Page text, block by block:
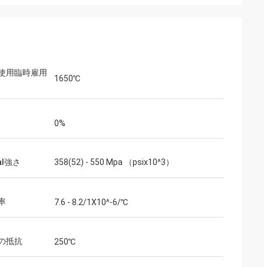
用臨時雇用
1650℃
0%
強さ 358(52) - 550 Mpa （psix10^3）
7.6 - 8.2/1X10^-6/℃
抵抗 250℃